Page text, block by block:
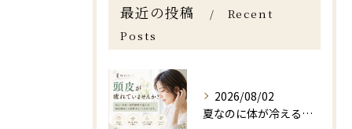
最近の投稿
Recent
Posts
2026/08/02
夏なのに体が冷える？実は髪や頭皮にも影響する「夏の冷え」と自律神経の乱れ｜福岡の美容室 come Nature